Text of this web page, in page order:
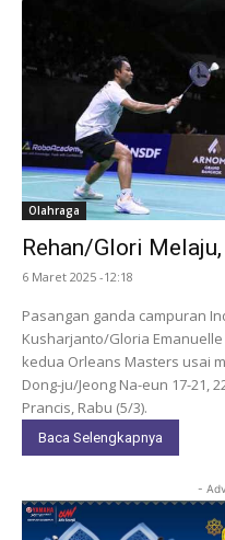
Olahraga
Rehan/Glori
6 Maret 2025 -12:18
Pasangan ganda campuran
Kusharjanto/Gloria
kedua Orleans Masters usai
Dong-ju/Jeong Na-eun 17-21,
Prancis, Rabu (5/3).
Baca Selengkapnya
-